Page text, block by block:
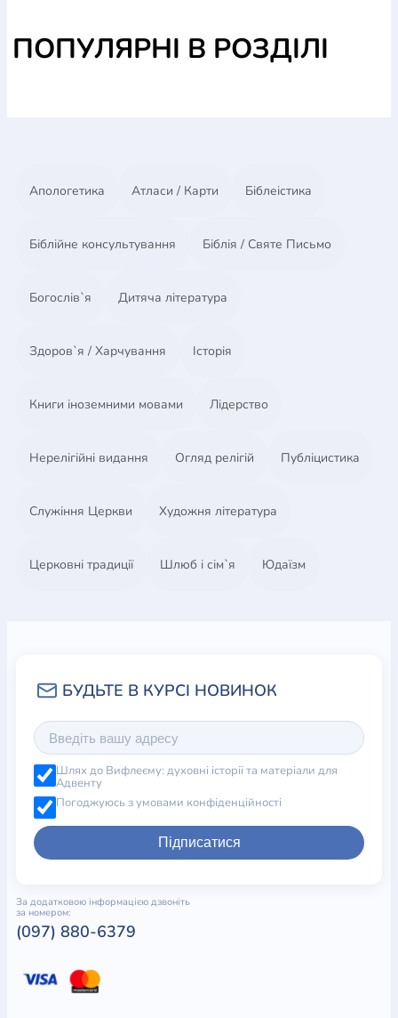
ПОПУЛЯРНІ В РОЗДІЛІ
Апологетика Атласи / Карти Біблеістика
Біблійне консультування Біблія / Святе Письмо
Богослів`я Дитяча література
Здоров`я / Харчування Історія
Книги іноземними мовами Лідерство
Нерелігійні видання Огляд релігій Публіцистика
Служіння Церкви Художня література
Церковні традиції Шлюб і сім`я Юдаїзм
Шлях до Вифлеєму: духовні історії та матеріали для
Адвенту
Погоджуюсь з умовами конфіденційності
Підписатися
За додатковою інформацією дзвоніть
за номером:
(097) 880-6379